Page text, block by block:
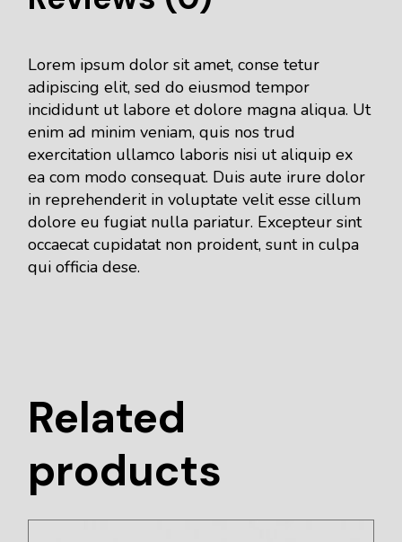
Lorem ipsum dolor sit amet, conse tetur
adipiscing elit, sed do eiusmod tempor
incididunt ut labore et dolore magna aliqua. Ut
enim ad minim veniam, quis nos trud
exercitation ullamco laboris nisi ut aliquip ex
ea com modo consequat. Duis aute irure dolor
in reprehenderit in voluptate velit esse cillum
dolore eu fugiat nulla pariatur. Excepteur sint
occaecat cupidatat non proident, sunt in culpa
qui officia dese.
Related
products